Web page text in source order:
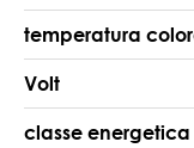
temperatura
Volt
classe energetica